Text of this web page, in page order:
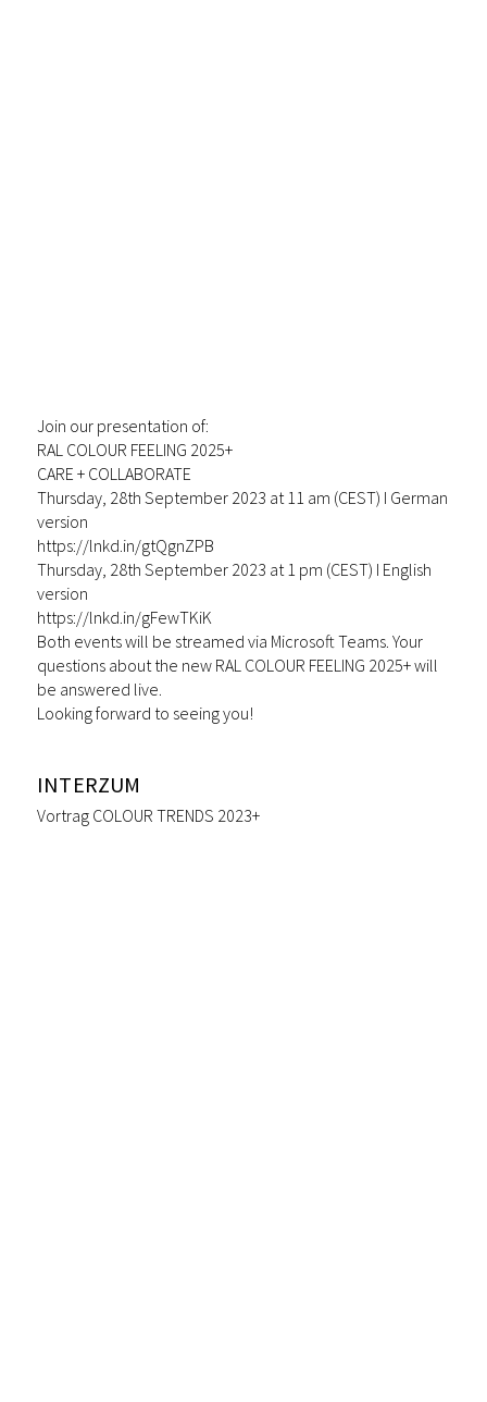
Join our presentation of:
RAL COLOUR FEELING 2025+
CARE + COLLABORATE
Thursday, 28th September 2023 at 11 am (CEST) I German
version
https://lnkd.in/gtQgnZPB
Thursday, 28th September 2023 at 1 pm (CEST) I English
version
https://lnkd.in/gFewTKiK
Both events will be streamed via Microsoft Teams. Your
questions about the new RAL COLOUR FEELING 2025+ will
be answered live.
Looking forward to seeing you!
INTERZUM
Vortrag COLOUR TRENDS 2023+